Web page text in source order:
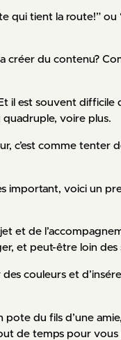
qui tient la route!”
créer du contenu?
il est souvent
voire plus.
c’est comme tenter
voici un
et de
et peut-être loin des
couleurs et
du fils d’une
de temps pour